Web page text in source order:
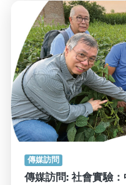
傳媒訪問
傳媒訪問: 社會實驗